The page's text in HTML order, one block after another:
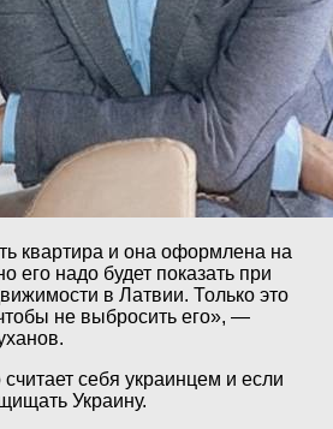
квартира и она оформлена на
его надо будет показать при
в Латвии. Только это
не выбросить его», —
себя украинцем и если
Украину.